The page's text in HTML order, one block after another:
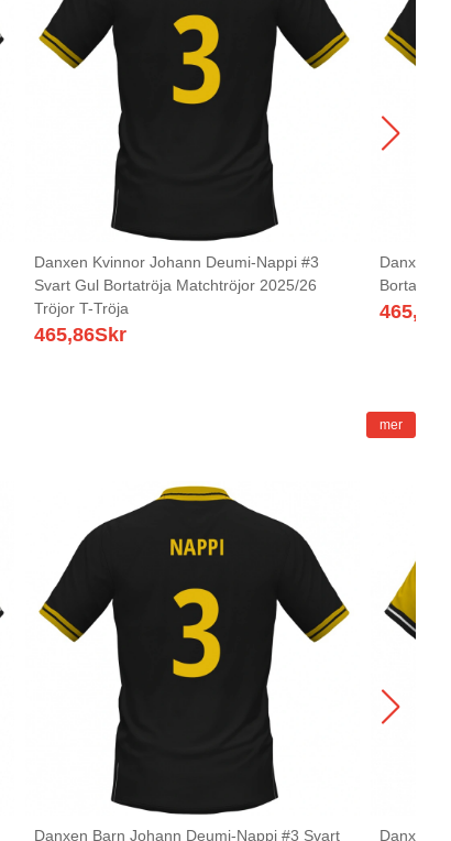
Danxen Kvinnor Johann Deumi-Nappi #3
Svart Gul Bortatröja Matchtröjor 2025/26
Tröjor T-Tröja
465,86Skr
Danxen
465,86
mer
Danxen Barn Johann Deumi-Nappi #3 Svart
Danxen